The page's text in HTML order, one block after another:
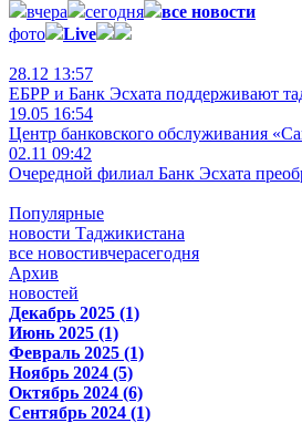
вчера
сегодня
все новости
фото
Live
28.12 13:57
ЕБРР и Банк Эсхата поддерживают
19.05 16:54
Центр банковского обслуживания
02.11 09:42
Очередной филиал Банк Эсхата
Популярные
новости Таджикистана
все новостивчерасегодня
Архив
новостей
Декабрь 2025 (1)
Июнь 2025 (1)
Февраль 2025 (1)
Ноябрь 2024 (5)
Октябрь 2024 (6)
Сентябрь 2024 (1)